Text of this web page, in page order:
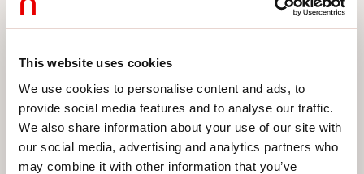
This website uses cookies
We use cookies to personalise content and ads, to
provide social media features and to analyse our traffic.
We also share information about your use of our site with
our social media, advertising and analytics partners who
may combine it with other information that you’ve
Selecteer uw product
TYPE INSTALLATIE
PLAFOND
INBOUW IN GIPSPLAAT